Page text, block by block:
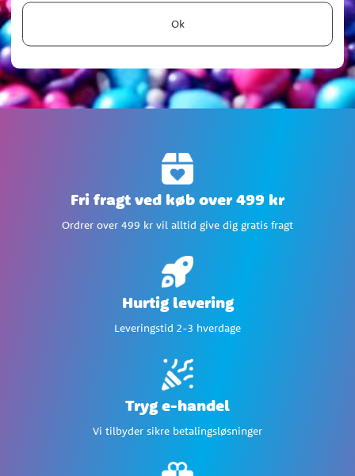
Ok
Fri fragt ved køb over 499 kr
Ordrer over 499 kr vil alltid give dig gratis fragt
Hurtig levering
Leveringstid 2-3 hverdage
Tryg e-handel
Vi tilbyder sikre betalingsløsninger